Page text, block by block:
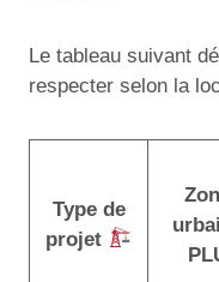
Le tableau suivant
respecter selon la
Type de
projet